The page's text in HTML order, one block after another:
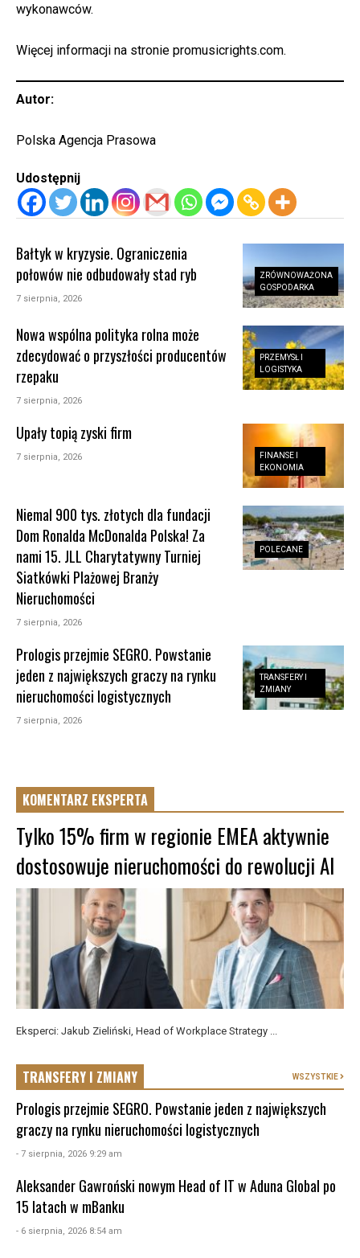
wykonawców.
Więcej informacji na stronie promusicrights.com.
Autor:
Polska Agencja Prasowa
Udostępnij
ZRÓWNOWAŻONA
GOSPODARKA
Bałtyk w kryzysie. Ograniczenia
połowów nie odbudowały stad ryb
7 sierpnia, 2026
PRZEMYSŁ I
LOGISTYKA
Nowa wspólna polityka rolna może
zdecydować o przyszłości producentów
rzepaku
7 sierpnia, 2026
FINANSE I
EKONOMIA
Upały topią zyski firm
7 sierpnia, 2026
POLECANE
Niemal 900 tys. złotych dla fundacji
Dom Ronalda McDonalda Polska! Za
nami 15. JLL Charytatywny Turniej
Siatkówki Plażowej Branży
Nieruchomości
7 sierpnia, 2026
TRANSFERY I
ZMIANY
Prologis przejmie SEGRO. Powstanie
jeden z największych graczy na rynku
nieruchomości logistycznych
7 sierpnia, 2026
KOMENTARZ EKSPERTA
Tylko 15% firm w regionie EMEA aktywnie
dostosowuje nieruchomości do rewolucji AI
Eksperci: Jakub Zieliński, Head of Workplace Strategy ...
TRANSFERY I ZMIANY WSZYSTKIE
Prologis przejmie SEGRO. Powstanie jeden z największych
graczy na rynku nieruchomości logistycznych
- 7 sierpnia, 2026 9:29 am
Aleksander Gawroński nowym Head of IT w Aduna Global po
15 latach w mBanku
- 6 sierpnia, 2026 8:54 am